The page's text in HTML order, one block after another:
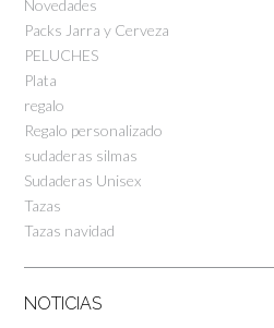
Novedades
Packs Jarra y Cerveza
PELUCHES
Plata
regalo
Regalo personalizado
sudaderas silmas
Sudaderas Unisex
Tazas
Tazas navidad
NOTICIAS